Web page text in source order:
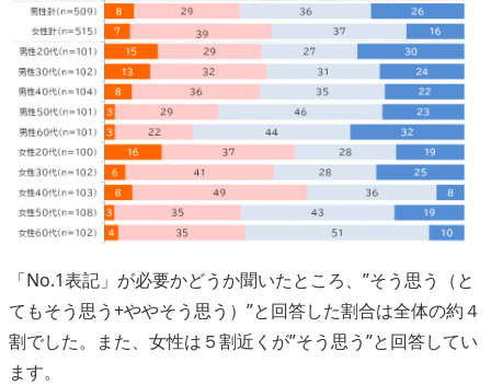
「No.1表記」が必要かどうか聞いたところ、”そう思う（と
てもそう思う+ややそう思う）”と回答した割合は全体の約４
割でした。また、女性は５割近くが”そう思う”と回答してい
ます。